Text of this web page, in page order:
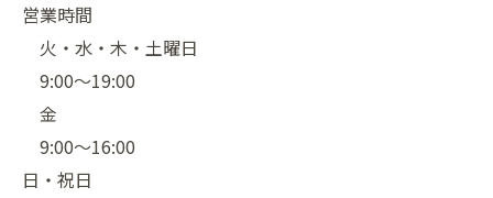
営業時間
火・水・木・土曜日
9:00〜19:00
金
9:00〜16:00
日・祝日